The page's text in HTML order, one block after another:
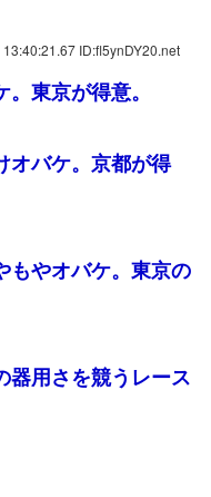
13:40:21.67 ID:fl5ynDY20.net
東京が得意。
バケ。京都が得
やオバケ。東京の
用さを競うレース